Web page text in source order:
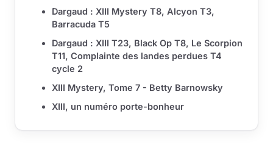
Dargaud : XIII Mystery T8, Alcyon T3,
Barracuda T5
Dargaud : XIII T23, Black Op T8, Le Scorpion
T11, Complainte des landes perdues T4
cycle 2
XIII Mystery, Tome 7 - Betty Barnowsky
XIII, un numéro porte-bonheur